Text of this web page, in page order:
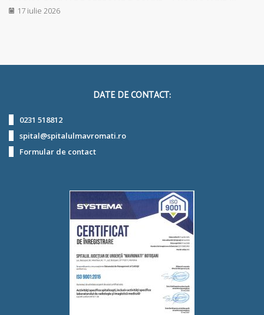
17 iulie 2026
DATE DE CONTACT:
0231 518812
spital@spitalulmavromati.ro
Formular de contact